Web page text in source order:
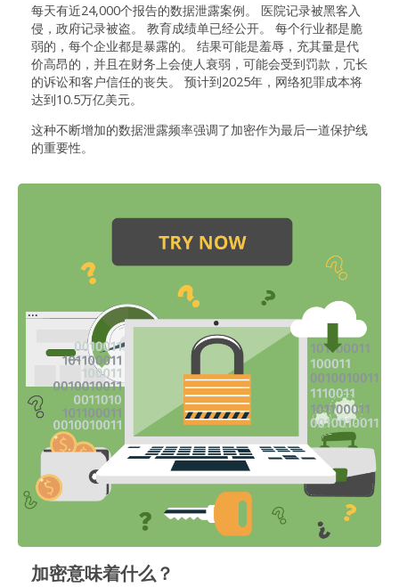
每天有近24,000个报告的数据泄露案例。 医院记录被黑客入
侵，政府记录被盗。 教育成绩单已经公开。 每个行业都是脆
弱的，每个企业都是暴露的。 结果可能是羞辱，充其量是代
价高昂的，并且在财务上会使人衰弱，可能会受到罚款，冗长
的诉讼和客户信任的丧失。 预计到2025年，网络犯罪成本将
达到10.5万亿美元。
这种不断增加的数据泄露频率强调了加密作为最后一道保护线
的重要性。
加密意味着什么？